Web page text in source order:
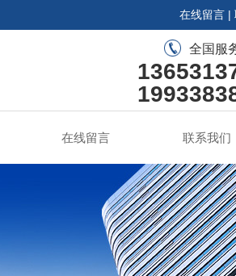
在线留言 |
全国服
在线留言 联系我们